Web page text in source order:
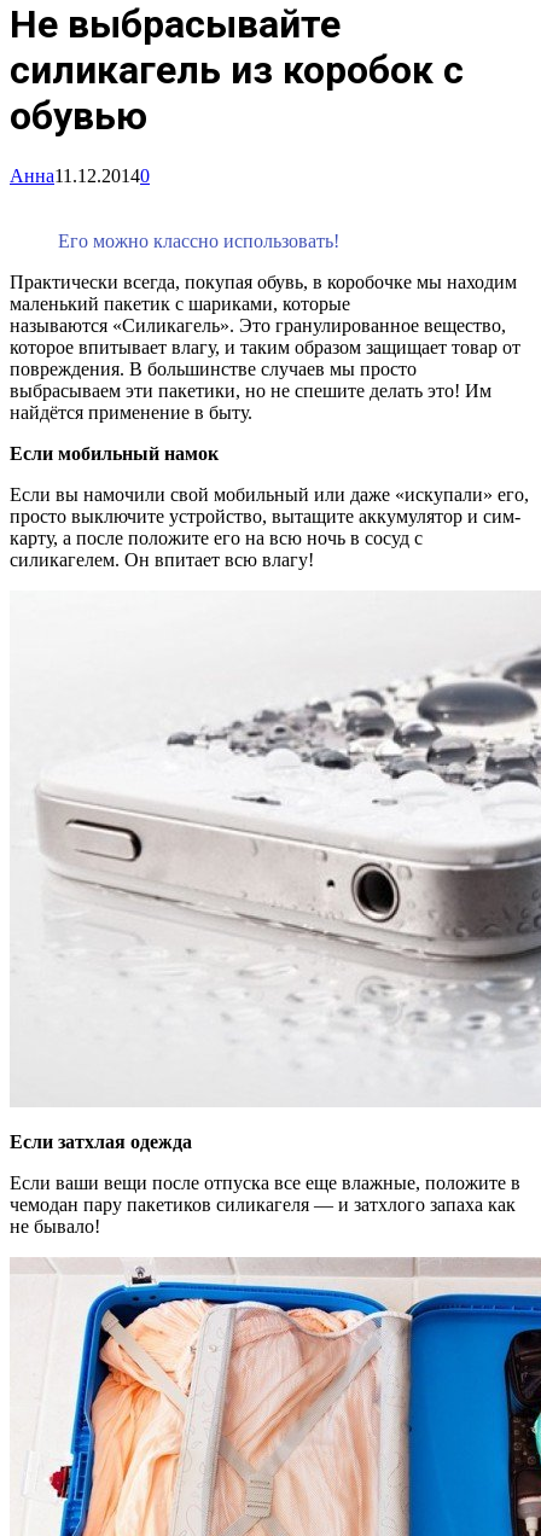
Не выбрасывайте
силикагель из коробок с
обувью
Анна11.12.20140
Его можно классно использовать!
Практически всегда, покупая обувь, в коробочке мы находим
маленький пакетик с шариками, которые
называются «Силикагель». Это гранулированное вещество,
которое впитывает влагу, и таким образом защищает товар от
повреждения. В большинстве случаев мы просто
выбрасываем эти пакетики, но не спешите делать это! Им
найдётся применение в быту.
Если мобильный намок
Если вы намочили свой мобильный или даже «искупали» его,
просто выключите устройство, вытащите аккумулятор и сим-
карту, а после положите его на всю ночь в сосуд с
силикагелем. Он впитает всю влагу!
Если затхлая одежда
Если ваши вещи после отпуска все еще влажные, положите в
чемодан пару пакетиков силикагеля — и затхлого запаха как
не бывало!